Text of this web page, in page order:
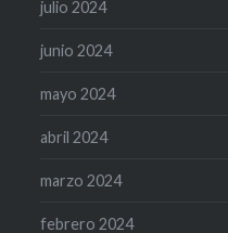
julio 2024
junio 2024
mayo 2024
abril 2024
marzo 2024
febrero 2024